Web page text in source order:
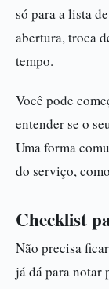
só para a lista
abertura, troca
tempo.
Você pode
entender se o
Uma forma
do serviço,
Checklist
Não precisa
já dá para notar